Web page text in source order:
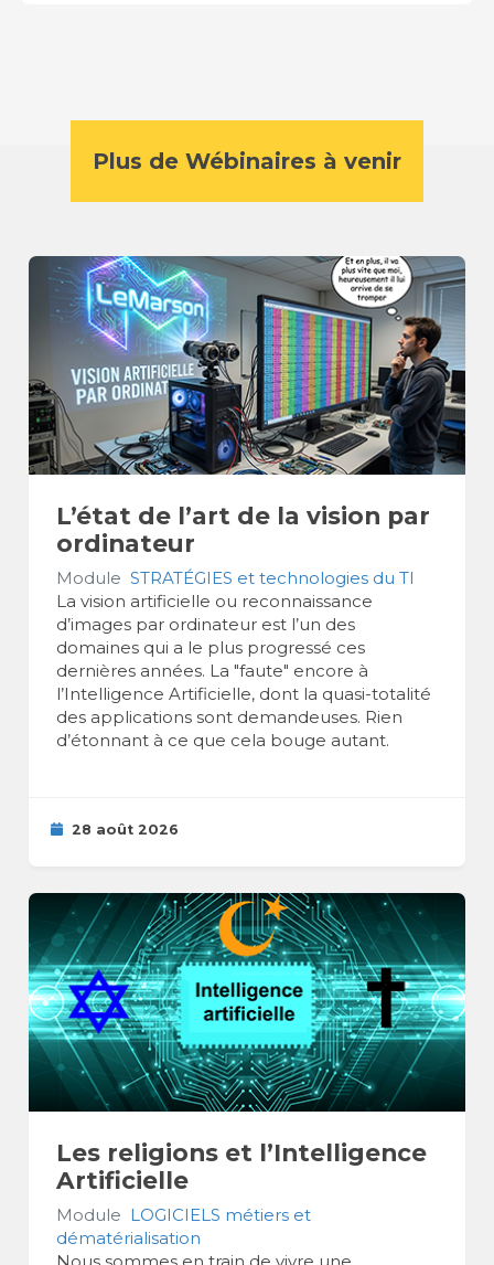
Plus de Wébinaires à venir
L’état de l’art de la vision par
ordinateur
Module STRATÉGIES et technologies du TI
La vision artificielle ou reconnaissance
d’images par ordinateur est l’un des
domaines qui a le plus progressé ces
dernières années. La "faute" encore à
l’Intelligence Artificielle, dont la quasi-totalité
des applications sont demandeuses. Rien
d’étonnant à ce que cela bouge autant.
28 août 2026
Les religions et l’Intelligence
Artificielle
Module LOGICIELS métiers et
dématérialisation
Nous sommes en train de vivre une